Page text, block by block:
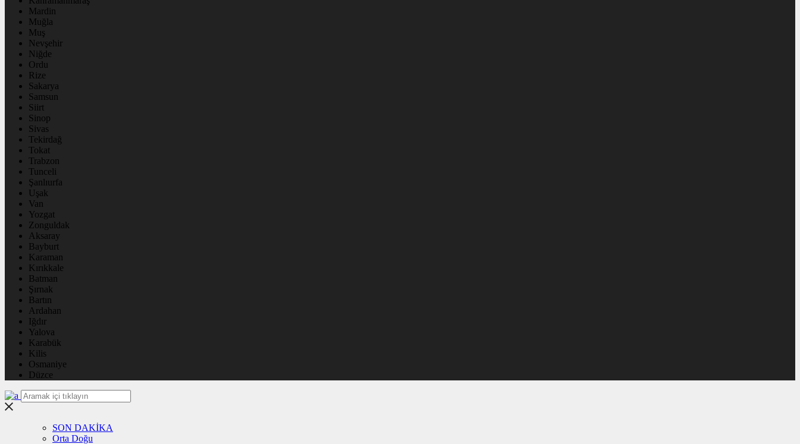
Mardin
Muğla
Muş
Nevşehir
Niğde
Ordu
Rize
Sakarya
Samsun
Siirt
Sinop
Sivas
Tekirdağ
Tokat
Trabzon
Tunceli
Şanlıurfa
Uşak
Van
Yozgat
Zonguldak
Aksaray
Bayburt
Karaman
Kırıkkale
Batman
Şırnak
Bartın
Ardahan
Iğdır
Yalova
Karabük
Kilis
Osmaniye
Düzce
SON DAKİKA
Orta Doğu